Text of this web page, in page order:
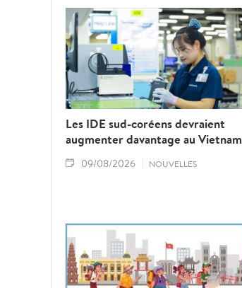
Les IDE sud-coréens devraient
augmenter davantage au Vietnam
09/08/2026 NOUVELLES